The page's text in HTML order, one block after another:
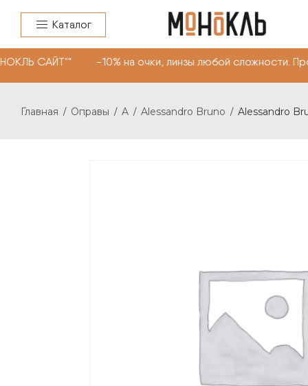
Каталог
САЙТ"" -10% на очки, линзы любой
Главная / Оправы / A / Alessandro Bruno / Alessandro